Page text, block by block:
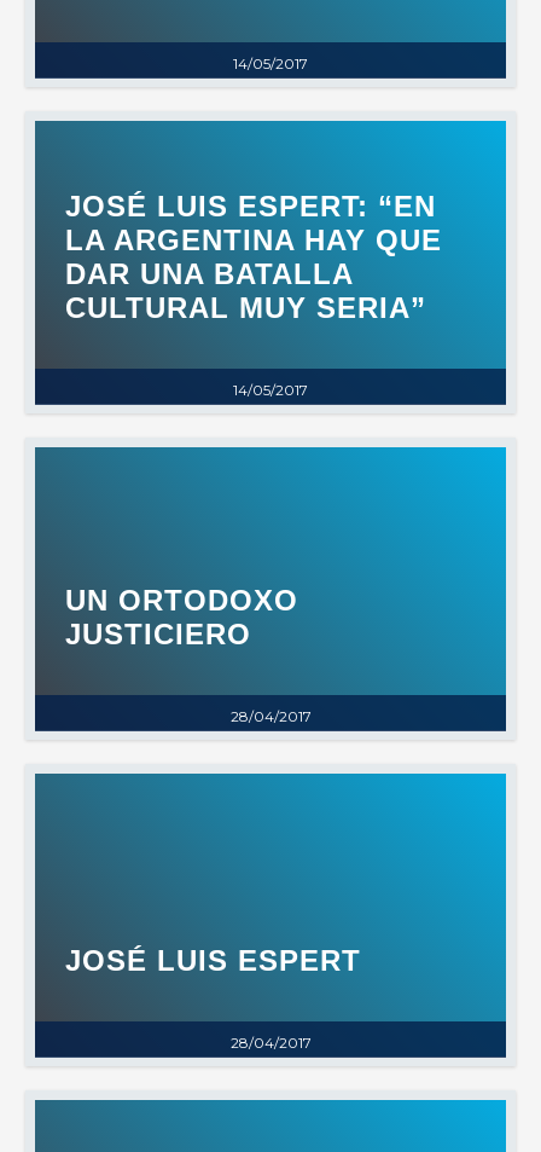
14/05/2017
14/05/2017
JOSÉ LUIS ESPERT: “EN
LA ARGENTINA HAY QUE
DAR UNA BATALLA
CULTURAL MUY SERIA”
28/04/2017
UN ORTODOXO
JUSTICIERO
28/04/2017
JOSÉ LUIS ESPERT